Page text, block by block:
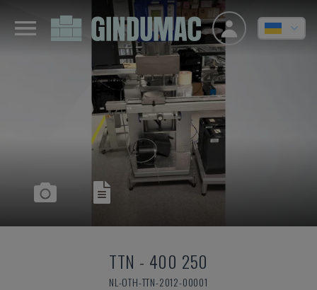
TTN - 400 250
NL-OTH-TTN-2012-00001